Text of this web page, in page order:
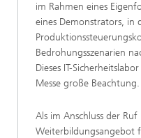
im Rahmen eines
eines Demonstrators, in
Bedrohungsszenarien
Dieses IT-
Messe große Beachtung.
Als im Anschluss der
Weiterbildungsangebot